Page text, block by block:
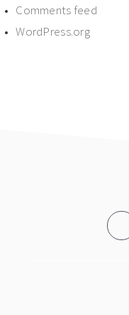
Comments feed
WordPress.org